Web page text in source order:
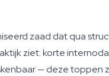
zaad dat qua
ziet: korte
— deze toppen